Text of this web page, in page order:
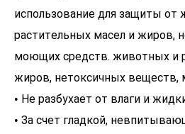
использование для защиты от
растительных масел и жиров,
моющих средств. животных и
жиров, нетоксичных веществ,
• Не разбухает от влаги и
• За счет гладкой,